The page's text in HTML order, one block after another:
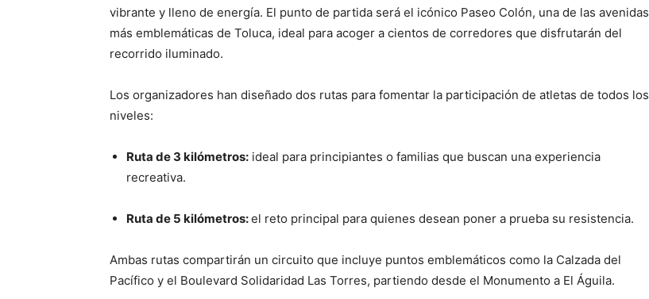
vibrante y lleno de energía. El punto de partida será el icónico Paseo Colón, una de las avenidas
más emblemáticas de Toluca, ideal para acoger a cientos de corredores que disfrutarán del
recorrido iluminado.
Los organizadores han diseñado dos rutas para fomentar la participación de atletas de todos los
niveles:
Ruta de 3 kilómetros: ideal para principiantes o familias que buscan una experiencia
recreativa.
Ruta de 5 kilómetros:el reto principal para quienes desean poner a prueba su resistencia.
Ambas rutas compartirán un circuito que incluye puntos emblemáticos como la Calzada del
Pacífico y el Boulevard Solidaridad Las Torres, partiendo desde el Monumento a El Águila.